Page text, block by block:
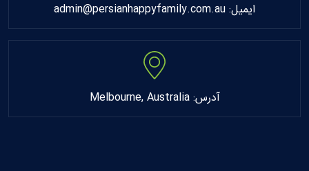
ایمیل: admin@persianhappyfamily.com.au
آدرس: Melbourne, Australia